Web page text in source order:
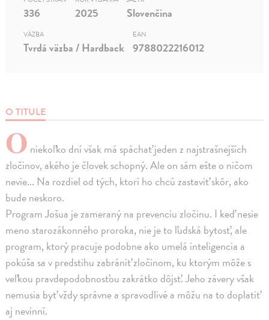
O TITULE
O niekoľko dní však má spáchať jeden z najstrašnejších
zločinov, akého je človek schopný. Ale on sám ešte o ničom
nevie... Na rozdiel od tých, ktorí ho chcú zastaviť skôr, ako
bude neskoro.
Program Jošua je zameraný na prevenciu zločinu. I keď nesie
meno starozákonného proroka, nie je to ľudská bytosť, ale
program, ktorý pracuje podobne ako umelá inteligencia a
pokúša sa v predstihu zabrániť zločinom, ku ktorým môže s
veľkou pravdepodobnosťou zakrátko dôjsť. Jeho závery však
nemusia byť vždy správne a spravodlivé a môžu na to doplatiť
aj nevinní.
336 2025 Slovenčina
VÄZBA
Tvrdá väzba / Hardback
EAN
9788022216012